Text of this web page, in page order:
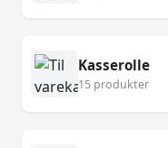
Kasserolle
15 produkter